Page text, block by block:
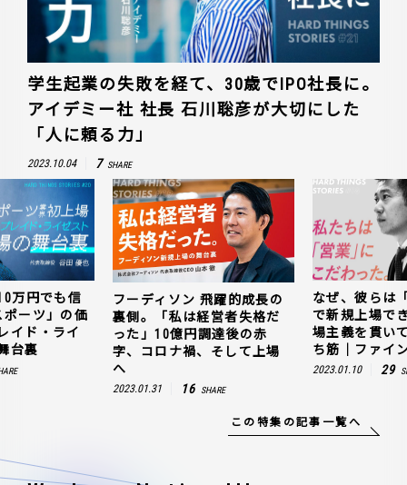
学生起業の失敗を経て、30歳でIPO社長に。
アイデミー社 社長 石川聡彦が大切にした
「人に頼る力」
2023.10.04 7 SHARE
万円でも信
ーツ」の価
イド・ライ
台裏
フーディソン 飛躍的成長の
裏側。「私は経営者失格だ
った」10億円調達後の赤
字、コロナ禍、そして上場
へ
2023.01.31 16 SHARE
なぜ、彼らは
で新規上場で
場主義を貫い
ち筋｜ファイ
2023.01.10 29
この特集の記事一覧へ